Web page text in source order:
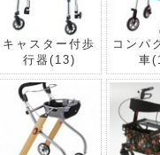
キャスター付歩
行器 (13)
コンパ
車